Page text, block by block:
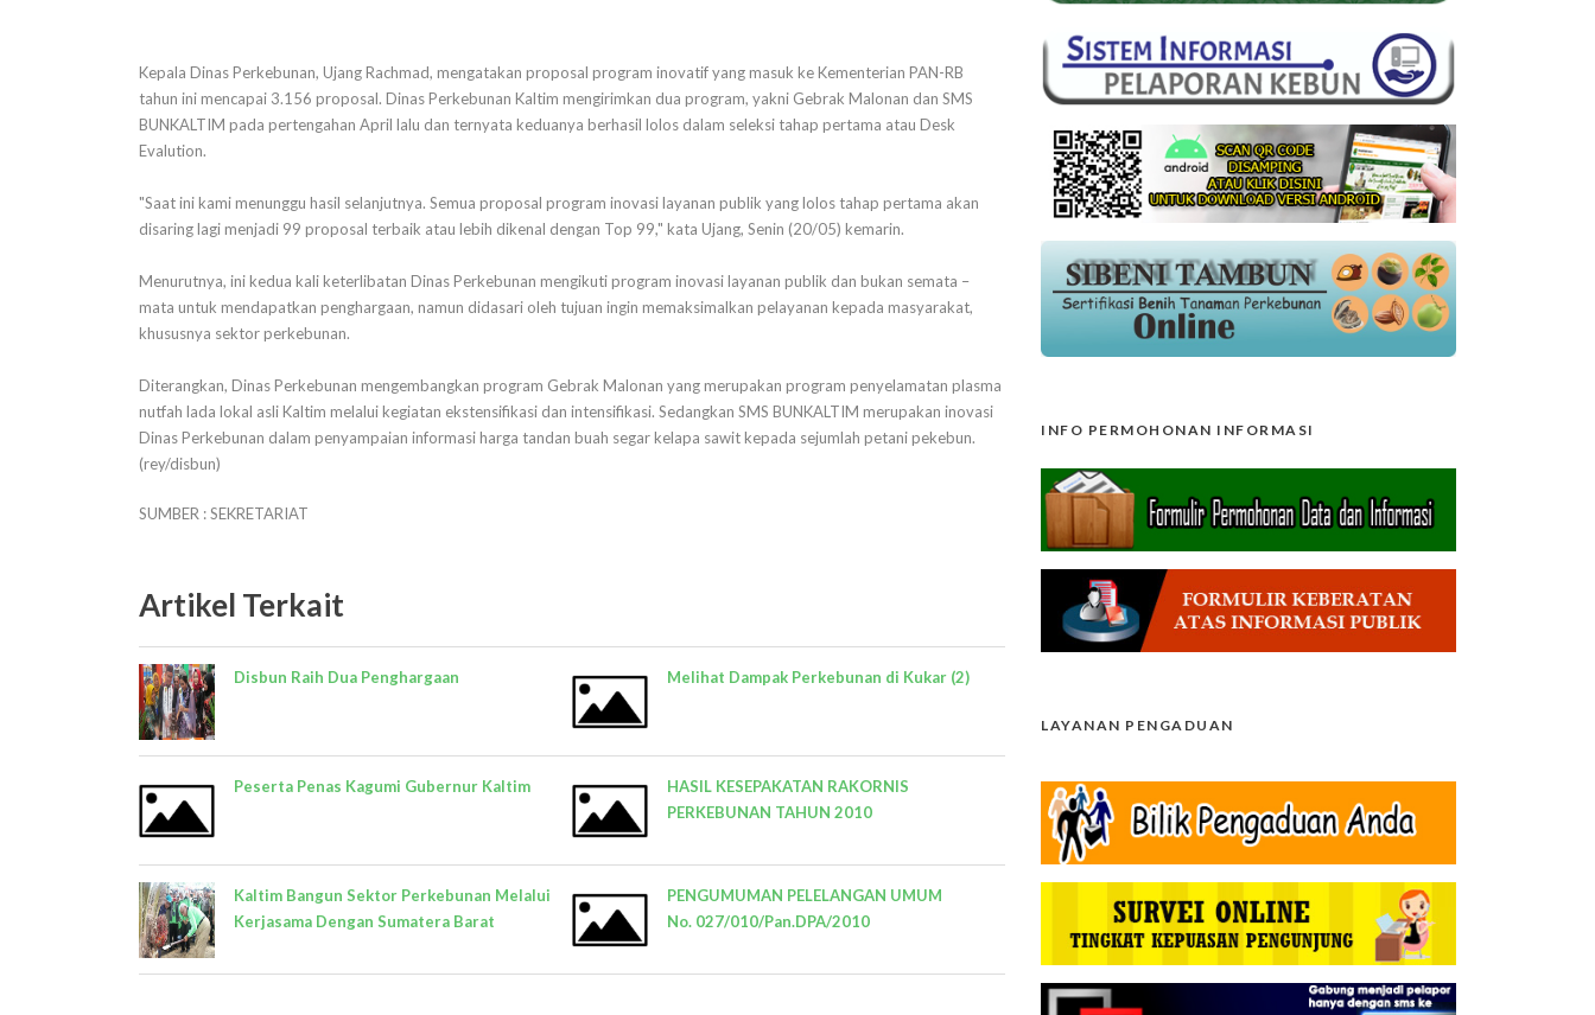
Kepala Dinas Perkebunan, Ujang Rachmad, mengatakan proposal program inovatif yang masuk ke Kementerian PAN-RB
tahun ini mencapai 3.156 proposal. Dinas Perkebunan Kaltim mengirimkan dua program, yakni Gebrak Malonan dan SMS
BUNKALTIM pada pertengahan April lalu dan ternyata keduanya berhasil lolos dalam seleksi tahap pertama atau Desk
Evalution.
"Saat ini kami menunggu hasil selanjutnya. Semua proposal program inovasi layanan publik yang lolos tahap pertama akan
disaring lagi menjadi 99 proposal terbaik atau lebih dikenal dengan Top 99," kata Ujang, Senin (20/05) kemarin.
Menurutnya, ini kedua kali keterlibatan Dinas Perkebunan mengikuti program inovasi layanan publik dan bukan semata –
mata untuk mendapatkan penghargaan, namun didasari oleh tujuan ingin memaksimalkan pelayanan kepada masyarakat,
khususnya sektor perkebunan.
Diterangkan, Dinas Perkebunan mengembangkan program Gebrak Malonan yang merupakan program penyelamatan plasma
nutfah lada lokal asli Kaltim melalui kegiatan ekstensifikasi dan intensifikasi. Sedangkan SMS BUNKALTIM merupakan inovasi
Dinas Perkebunan dalam penyampaian informasi harga tandan buah segar kelapa sawit kepada sejumlah petani pekebun.
(rey/disbun)
SUMBER : SEKRETARIAT
Artikel Terkait
Disbun Raih Dua Penghargaan
Peserta Penas Kagumi Gubernur Kaltim
Kaltim Bangun Sektor Perkebunan Melalui
Kerjasama Dengan Sumatera Barat
Melihat Dampak Perkebunan di Kukar (2)
HASIL KESEPAKATAN RAKORNIS
PERKEBUNAN TAHUN 2010
PENGUMUMAN PELELANGAN UMUM
No. 027/010/Pan.DPA/2010
INFO PERMOHONAN INFORMASI
LAYANAN PENGADUAN